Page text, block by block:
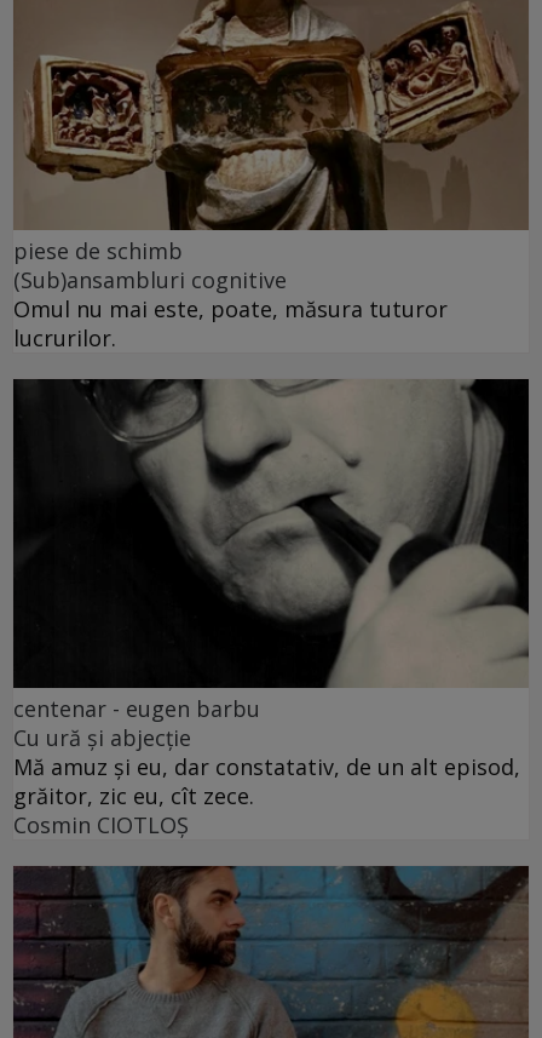
piese de schimb
(Sub)ansambluri cognitive
Omul nu mai este, poate, măsura tuturor
lucrurilor.
centenar - eugen barbu
Cu ură și abjecție
Mă amuz și eu, dar constatativ, de un alt episod,
grăitor, zic eu, cît zece.
Cosmin CIOTLOŞ